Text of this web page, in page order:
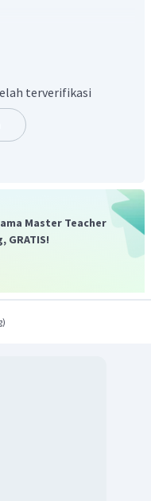
dari reaksi pada
terverifikasi
Master Teacher
GRATIS!
)